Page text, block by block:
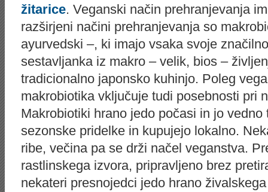
žitarice. Veganski način prehranjevanja
razširjeni načini prehranjevanja so
ayurvedski –, ki imajo vsaka svoje
sestavljanka iz makro – velik, bios –
tradicionalno japonsko kuhinjo. Poleg
makrobiotika vključuje tudi posebnosti pri
Makrobiotiki hrano jedo počasi in jo
sezonske pridelke in kupujejo lokalno.
ribe, večina pa se drži načel veganstva.
rastlinskega izvora, pripravljeno brez
nekateri presnojedci jedo hrano